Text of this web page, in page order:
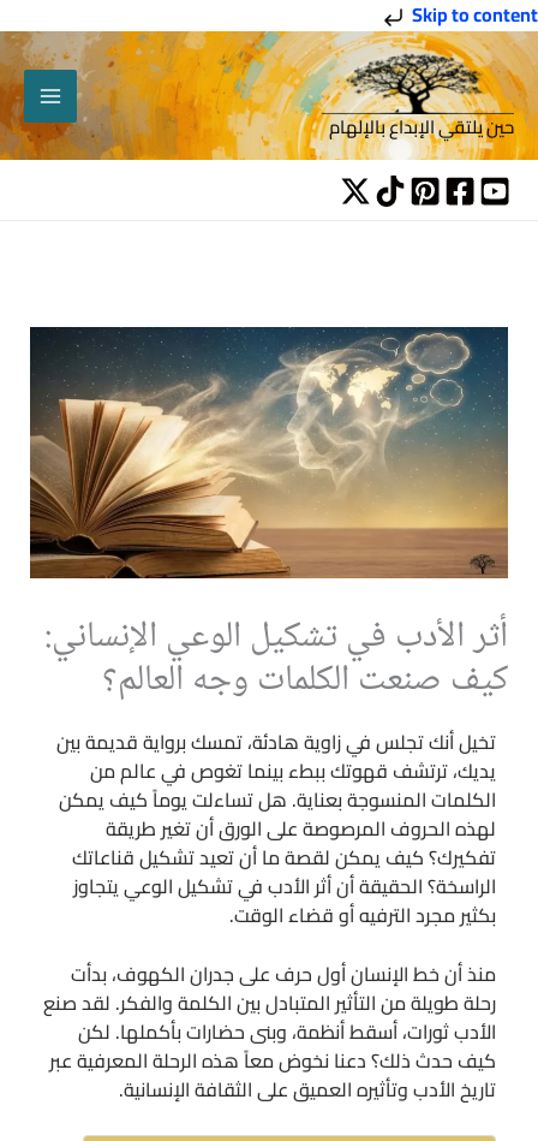
Skip to content
تخطي
إلى
المحتوى
حين يلتقي الإبداع بالإلهام
أثر الأدب في تشكيل الوعي الإنساني:
كيف صنعت الكلمات وجه العالم؟
تخيل أنك تجلس في زاوية هادئة، تمسك برواية قديمة بين
يديك، ترتشف قهوتك ببطء بينما تغوص في عالم من
الكلمات المنسوجة بعناية. هل تساءلت يوماً كيف يمكن
لهذه الحروف المرصوصة على الورق أن تغير طريقة
تفكيرك؟ كيف يمكن لقصة ما أن تعيد تشكيل قناعاتك
الراسخة؟ الحقيقة أن أثر الأدب في تشكيل الوعي يتجاوز
بكثير مجرد الترفيه أو قضاء الوقت.
منذ أن خط الإنسان أول حرف على جدران الكهوف، بدأت
رحلة طويلة من التأثير المتبادل بين الكلمة والفكر. لقد صنع
الأدب ثورات، أسقط أنظمة، وبنى حضارات بأكملها. لكن
كيف حدث ذلك؟ دعنا نخوض معاً هذه الرحلة المعرفية عبر
تاريخ الأدب وتأثيره العميق على الثقافة الإنسانية.